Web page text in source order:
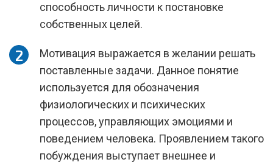
способность личности к постановке
собственных целей.
Мотивация выражается в желании решать
поставленные задачи. Данное понятие
используется для обозначения
физиологических и психических
процессов, управляющих эмоциями и
поведением человека. Проявлением такого
побуждения выступает внешнее и